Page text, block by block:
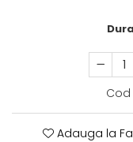
Cod
Adauga la